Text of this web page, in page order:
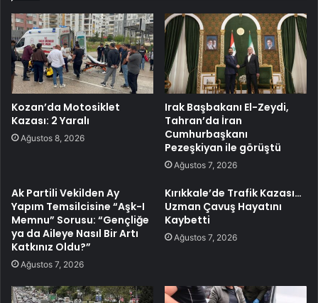
Kozan’da Motosiklet
Kazası: 2 Yaralı
Ağustos 8, 2026
Irak Başbakanı El-Zeydi,
Tahran’da İran
Cumhurbaşkanı
Pezeşkiyan ile görüştü
Ağustos 7, 2026
Ak Partili Vekilden Ay
Yapım Temsilcisine “Aşk-I
Memnu” Sorusu: “Gençliğe
ya da Aileye Nasıl Bir Artı
Katkınız Oldu?”
Ağustos 7, 2026
Kırıkkale’de Trafik Kazası…
Uzman Çavuş Hayatını
Kaybetti
Ağustos 7, 2026